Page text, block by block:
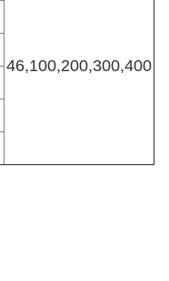
46,100,200,300,400